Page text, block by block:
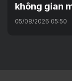
không gian
05/08/2026 05:50